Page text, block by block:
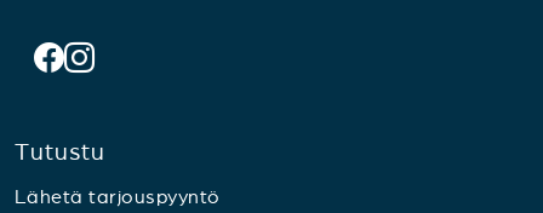
Tutustu
Lähetä tarjouspyyntö